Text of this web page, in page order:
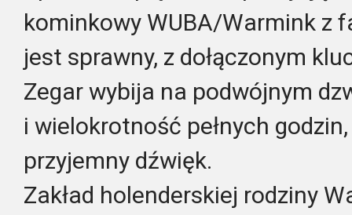
kominkowy WUBA/Warmink z
jest sprawny, z dołączonym
Zegar wybija na podwójnym
i wielokrotność pełnych
przyjemny dźwięk.
Zakład holenderskiej rodziny